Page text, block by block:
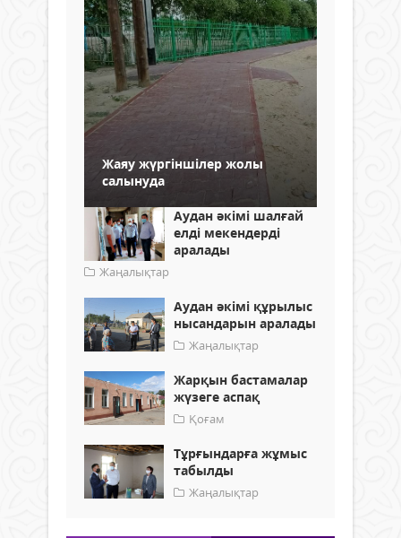
Жаяу жүргіншілер жолы
салынуда
Аудан әкімі шалғай
елді мекендерді
аралады
Жаңалықтар
Аудан әкімі құрылыс
нысандарын аралады
Жаңалықтар
Жарқын бастамалар
жүзеге аспақ
Қоғам
Тұрғындарға жұмыс
табылды
Жаңалықтар